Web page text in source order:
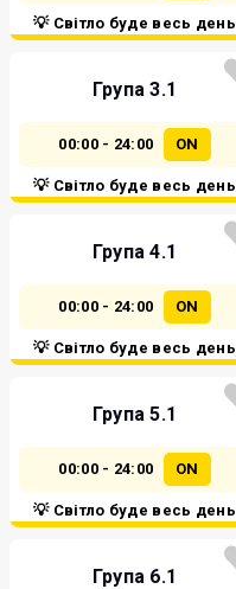
💡 Світло буде весь день
Група 3.1
00:00 - 24:00 ON
💡 Світло буде весь день
Група 4.1
00:00 - 24:00 ON
💡 Світло буде весь день
Група 5.1
00:00 - 24:00 ON
💡 Світло буде весь день
Група 6.1